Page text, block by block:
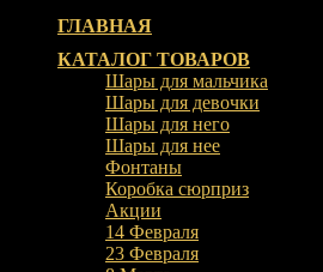
ГЛАВНАЯ
КАТАЛОГ ТОВАРОВ
Шары для мальчика
Шары для девочки
Шары для него
Шары для нее
Фонтаны
Коробка сюрприз
Акции
14 Февраля
23 Февраля